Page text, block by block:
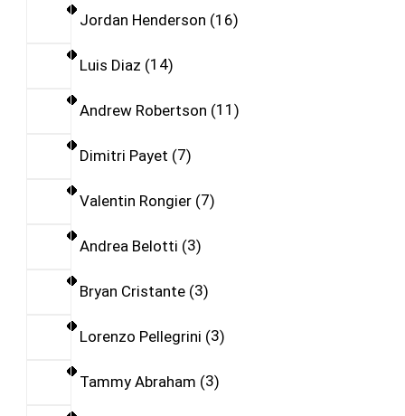
Jordan Henderson 16
Luis Diaz 14
Andrew Robertson 11
Dimitri Payet 7
Valentin Rongier 7
Andrea Belotti 3
Bryan Cristante 3
Lorenzo Pellegrini 3
Tammy Abraham 3